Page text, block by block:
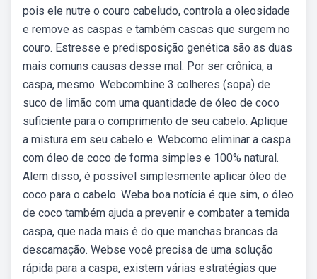
pois ele nutre o couro cabeludo, controla a oleosidade
e remove as caspas e também cascas que surgem no
couro. Estresse e predisposição genética são as duas
mais comuns causas desse mal. Por ser crônica, a
caspa, mesmo. Webcombine 3 colheres (sopa) de
suco de limão com uma quantidade de óleo de coco
suficiente para o comprimento de seu cabelo. Aplique
a mistura em seu cabelo e. Webcomo eliminar a caspa
com óleo de coco de forma simples e 100% natural.
Alem disso, é possível simplesmente aplicar óleo de
coco para o cabelo. Weba boa notícia é que sim, o óleo
de coco também ajuda a prevenir e combater a temida
caspa, que nada mais é do que manchas brancas da
descamação. Webse você precisa de uma solução
rápida para a caspa, existem várias estratégias que